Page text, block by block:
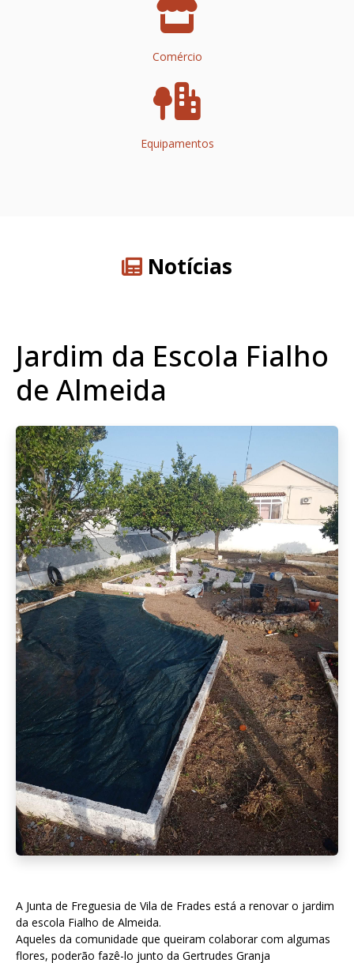
Comércio
Equipamentos
Notícias
Jardim da Escola Fialho
de Almeida
A Junta de Freguesia de Vila de Frades está a renovar o jardim
da escola Fialho de Almeida.
Aqueles da comunidade que queiram colaborar com algumas
flores, poderão fazê-lo junto da Gertrudes Granja